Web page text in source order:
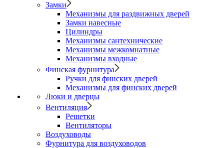
Замки
Механизмы для раздвижных дверей
Замки навесные
Цилиндры
Механизмы сантехнические
Механизмы межкомнатные
Механизмы входные
Финская фурнитура
Ручки для финских дверей
Механизмы для финских дверей
Люки и дверцы
Вентиляция
Решетки
Вентиляторы
Воздуховоды
Фурнитура для воздуховодов